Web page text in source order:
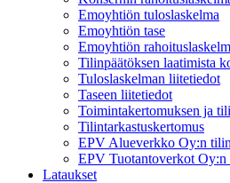
Emoyhtiön tuloslaskelma
Emoyhtiön tase
Emoyhtiön
Tilinpäätöksen laatimista
Tuloslaskelman liitetiedot
Taseen liitetiedot
Toimintakertomuksen ja
Tilintarkastuskertomus
EPV Alueverkko Oy:n
EPV Tuotantoverkot Oy:n
Lataukset